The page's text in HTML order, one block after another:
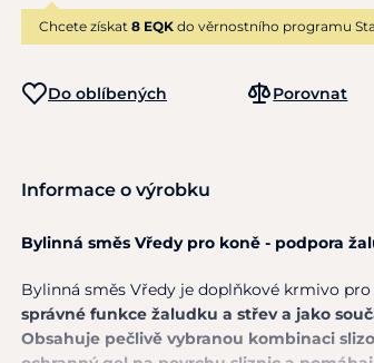
Chcete získat 8 EQK do věrnostního programu
Do oblíbených Porovnat
Informace o výrobku
Bylinná směs Vředy pro koně - podpora
Bylinná směs Vředy je doplňkové krmivo pro
správné funkce žaludku a střev a jako
Obsahuje pečlivě vybranou kombinaci